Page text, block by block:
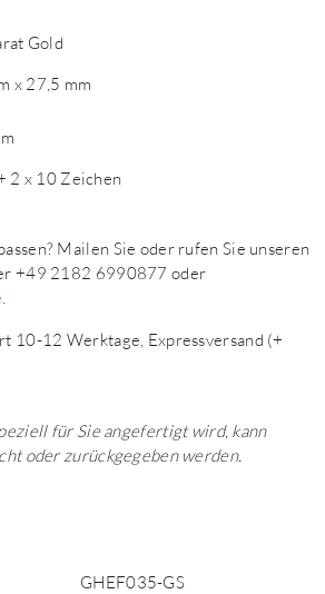
Gold
x 27,5 mm
2 x 10 Zeichen
Mailen Sie oder rufen Sie unseren
+49 2182 6990877 oder
10-12 Werktage, Expressversand (+
für Sie angefertigt wird, kann
oder zurückgegeben werden.
GHEF035-GS